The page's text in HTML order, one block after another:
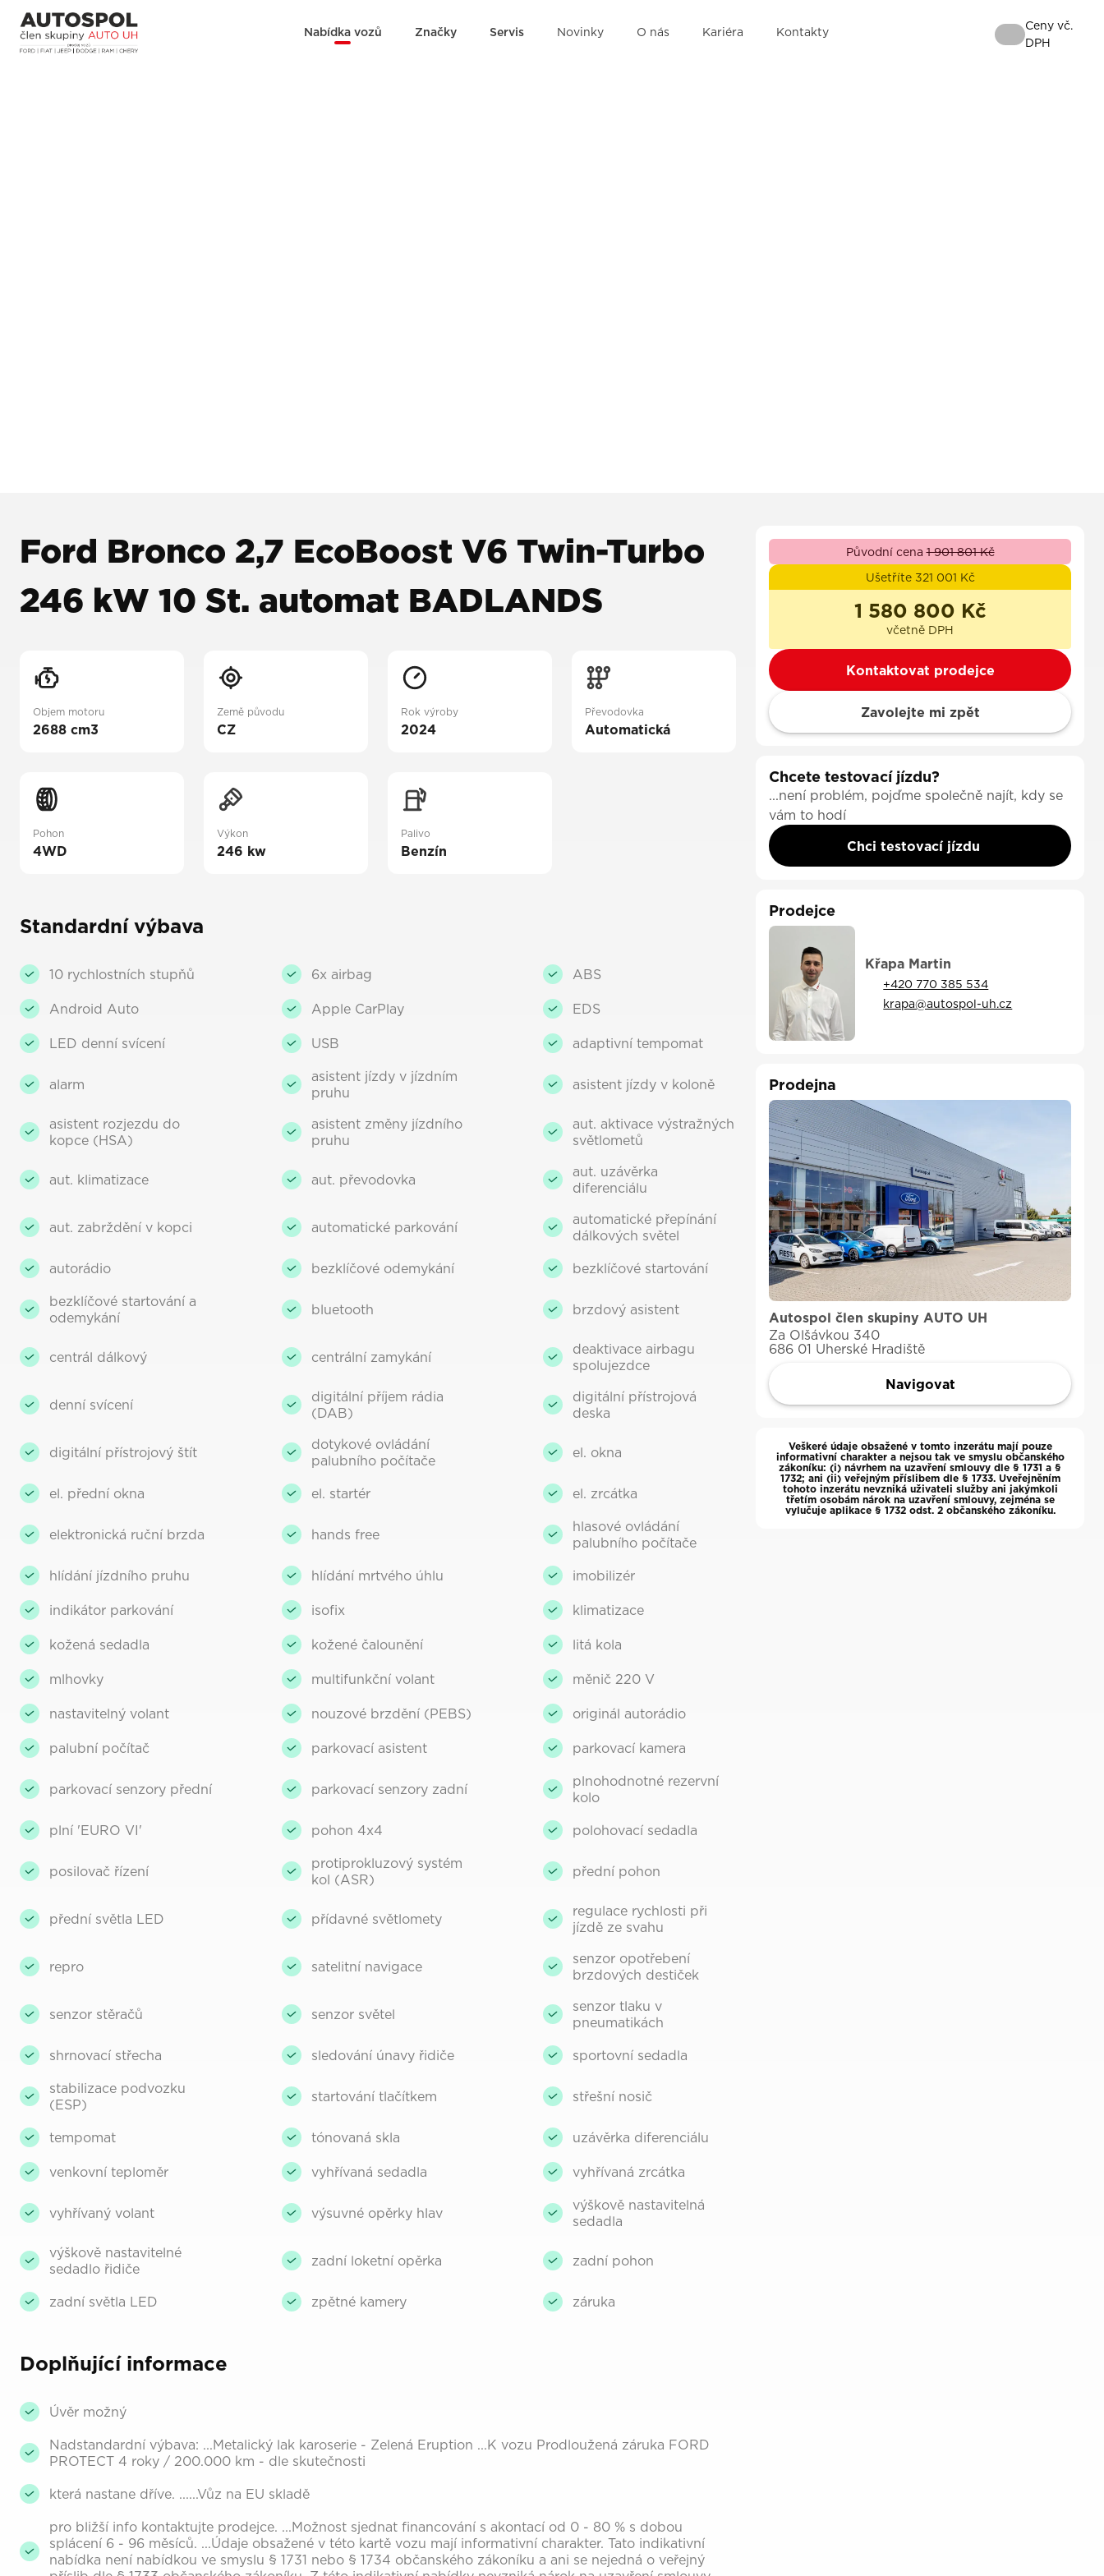
Nabídka vozů Značky Servis Novinky O nás Kariéra Kontakty
Ceny vč.
DPH
Ford Bronco 2,7 EcoBoost V6 Twin-Turbo
246 kW 10 St. automat BADLANDS
Objem motoru
2688 cm3
Země původu
CZ
Rok výroby
2024
Převodovka
Automatická
Pohon
4WD
Výkon
246 kw
Palivo
Benzín
Standardní výbava
10 rychlostních stupňů 6x airbag
ABS
Android Auto
Apple CarPlay
EDS
LED denní svícení
USB adaptivní tempomat
alarm
asistent jízdy v jízdním
pruhu
asistent jízdy v koloně
asistent rozjezdu do
kopce (HSA)
asistent změny jízdního
pruhu
aut. aktivace výstražných
světlometů
aut. klimatizace aut. převodovka
aut. uzávěrka
diferenciálu
aut. zabrždění v kopci automatické parkování
automatické přepínání
dálkových světel
autorádio
bezklíčové odemykání
bezklíčové startování
bezklíčové startování a
odemykání
bluetooth brzdový asistent
centrál dálkový centrální zamykání
deaktivace airbagu
spolujezdce
denní svícení
digitální příjem rádia
(DAB)
digitální přístrojová
deska
digitální přístrojový štít
dotykové ovládání
palubního počítače
el. okna
el. přední okna el. startér el. zrcátka
elektronická ruční brzda hands free
hlasové ovládání
palubního počítače
hlídání jízdního pruhu
hlídání mrtvého úhlu
imobilizér
indikátor parkování
isofix
klimatizace
kožená sedadla
kožené čalounění
litá kola
mlhovky
multifunkční volant
měnič 220 V
nastavitelný volant
nouzové brzdění (PEBS)
originál autorádio
palubní počítač
parkovací asistent parkovací kamera
parkovací senzory přední parkovací senzory zadní
plnohodnotné rezervní
kolo
plní 'EURO VI'
pohon 4x4 polohovací sedadla
posilovač řízení
protiprokluzový systém
kol (ASR)
přední pohon
přední světla LED přídavné světlomety
regulace rychlosti při
jízdě ze svahu
repro satelitní navigace
senzor opotřebení
brzdových destiček
senzor stěračů senzor světel
senzor tlaku v
pneumatikách
shrnovací střecha
sledování únavy řidiče
sportovní sedadla
stabilizace podvozku
(ESP)
startování tlačítkem střešní nosič
tempomat tónovaná skla
uzávěrka diferenciálu
venkovní teploměr
vyhřívaná sedadla vyhřívaná zrcátka
vyhřívaný volant výsuvné opěrky hlav
výškově nastavitelná
sedadla
výškově nastavitelné
sedadlo řidiče
zadní loketní opěrka zadní pohon
zadní světla LED zpětné kamery záruka
Doplňující informace
Úvěr možný
Nadstandardní výbava: ...Metalický lak karoserie - Zelená Eruption ...K vozu Prodloužená záruka FORD
PROTECT 4 roky / 200.000 km - dle skutečnosti
která nastane dříve. ......Vůz na EU skladě
pro bližší info kontaktujte prodejce. ...Možnost sjednat financování s akontací od 0 - 80 % s dobou
splácení 6 - 96 měsíců. ...Údaje obsažené v této kartě vozu mají informativní charakter. Tato indikativní
nabídka není nabídkou ve smyslu § 1731 nebo § 1734 občanského zákoníku a ani se nejedná o veřejný
Původní cena1 901 801 Kč
Ušetříte 321 001 Kč
1 580 800 Kč
včetně DPH
Kontaktovat prodejce
Zavolejte mi zpět
Chcete testovací jízdu?
...není problém, pojďme společně najít, kdy se
vám to hodí
Chci testovací jízdu
Prodejce
Křapa Martin
+420 770 385 534
krapa@autospol-uh.cz
Prodejna
Autospol člen skupiny AUTO UH
Za Olšávkou 340
686 01 Uherské Hradiště
Navigovat
Veškeré údaje obsažené v tomto inzerátu mají pouze
informativní charakter a nejsou tak ve smyslu občanského
zákoníku: (i) návrhem na uzavření smlouvy dle § 1731 a §
1732; ani (ii) veřejným příslibem dle § 1733. Uveřejněním
tohoto inzerátu nevzniká uživateli služby ani jakýmkoli
třetím osobám nárok na uzavření smlouvy, zejména se
vylučuje aplikace § 1732 odst. 2 občanského zákoníku.